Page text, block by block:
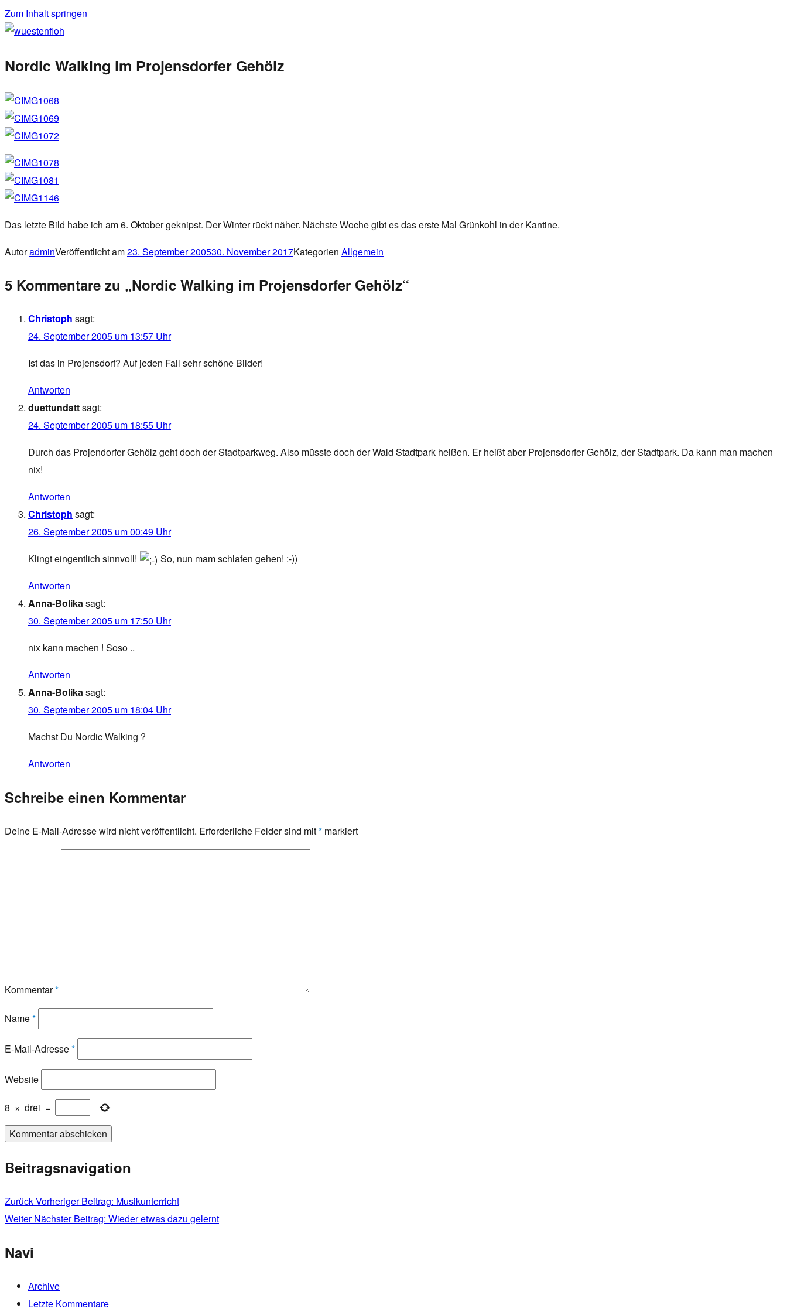
Zum Inhalt springen
wuestenfloh
Nordic Walking im Projensdorfer Gehölz
Das letzte Bild habe ich am 6. Oktober geknipst. Der Winter rückt näher. Nächste Woche gibt es das erste Mal Grünkohl in der Kantine.
AutoradminVeröffentlicht am23. September 200530. November 2017Kategorien Allgemein
5 Kommentare zu „Nordic Walking im Projensdorfer Gehölz“
Christoph sagt:
24. September 2005 um 13:57 Uhr
Ist das in Projensdorf? Auf jeden Fall sehr schöne Bilder!
Antworten
duettundattsagt:
24. September 2005 um 18:55 Uhr
Durch das Projendorfer Gehölz geht doch der Stadtparkweg. Also müsste doch der Wald Stadtpark heißen. Er heißt aber Projensdorfer Gehölz, der Stadtpark. Da kann man machen
nix!
Antworten
Christoph sagt:
26. September 2005 um 00:49 Uhr
Klingt eingentlich sinnvoll!
So, nun mam schlafen gehen! :-))
Antworten
Anna-Bolikasagt:
30. September 2005 um 17:50 Uhr
nix kann machen ! Soso ..
Antworten
Anna-Bolikasagt:
30. September 2005 um 18:04 Uhr
Machst Du Nordic Walking ?
Antworten
Schreibe einen Kommentar
Deine E-Mail-Adresse wird nicht veröffentlicht. Erforderliche Felder sind mit* markiert
Kommentar*
Name*
E-Mail-Adresse*
Website
8 × drei =
Beitragsnavigation
ZurückVorheriger Beitrag: Musikunterricht
Weiter Nächster Beitrag: Wieder etwas dazu gelernt
Navi
Archive
Letzte Kommentare